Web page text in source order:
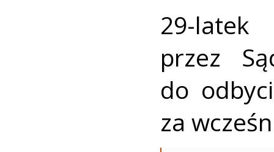
29-latek
przez
do
za